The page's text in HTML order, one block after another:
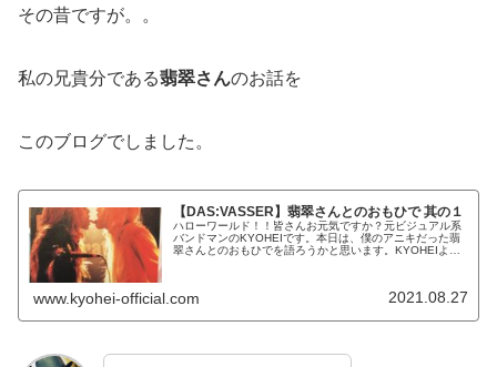
その昔ですが。。
私の兄貴分である翡翠さんのお話を
このブログでしました。
【DAS:VASSER】翡翠さんとのおもひで 其の１
ハローワールド！！皆さんお元気ですか？元ビジュアル系
バンドマンのKYOHEIです。本日は、僕のアニキだった翡
翠さんとのおもひでを語ろうかと思います。KYOHEIよろ
www.kyohei-official.com 2021.08.27